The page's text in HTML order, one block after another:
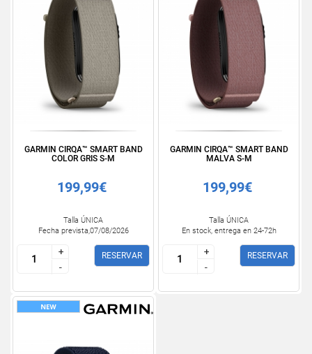
GARMIN CIRQA™ SMART BAND
COLOR GRIS S-M
199,99€
Talla ÚNICA
Fecha prevista,07/08/2026
+
-
+
-
RESERVAR
GARMIN CIRQA™ SMART BAND
MALVA S-M
199,99€
Talla ÚNICA
En stock, entrega en 24-72h
+
-
+
-
RESERVAR